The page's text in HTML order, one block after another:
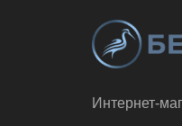
Интернет-